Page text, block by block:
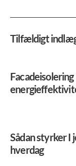
Tilfældigt
Sådan styrker I
hverdag